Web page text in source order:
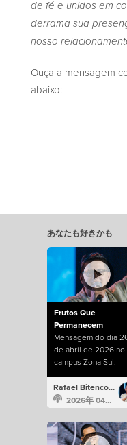
de fé e unidos em
derrama sua
nosso
Ouça a mensagem
abaixo:
あなたも好きかも
Frutos Que
Permanecem
Mensagem do dia
de abril de 2026 no
campus Zona Sul.
Rafael Bitencourt
2026年 04月 26日